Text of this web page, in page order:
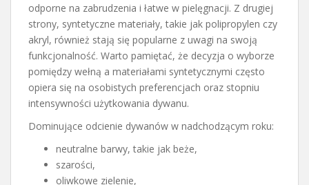
odporne na zabrudzenia i łatwe w pielęgnacji. Z drugiej
strony, syntetyczne materiały, takie jak polipropylen czy
akryl, również stają się popularne z uwagi na swoją
funkcjonalność. Warto pamiętać, że decyzja o wyborze
pomiędzy wełną a materiałami syntetycznymi często
opiera się na osobistych preferencjach oraz stopniu
intensywności użytkowania dywanu.
Dominujące odcienie dywanów w nadchodzącym roku:
neutralne barwy, takie jak beże,
szarości,
oliwkowe zielenie,